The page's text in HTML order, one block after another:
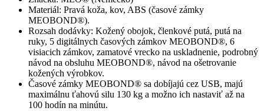
Materiál: Pravá koža, kov, ABS (časové zámky
MEOBOND®).
Rozsah dodávky: Kožený obojok, členkové putá, putá na
ruky, 5 digitálnych časových zámkov MEOBOND®, 6
visiacich zámkov, zamatové vrecko na uskladnenie, podrobný
návod na obsluhu MEOBOND®, návod na ošetrovanie
kožených výrobkov.
Časové zámky MEOBOND® sa dobíjajú cez USB, majú
maximálnu ťahovú silu 130 kg a možno ich nastaviť až na
100 hodín na minútu.